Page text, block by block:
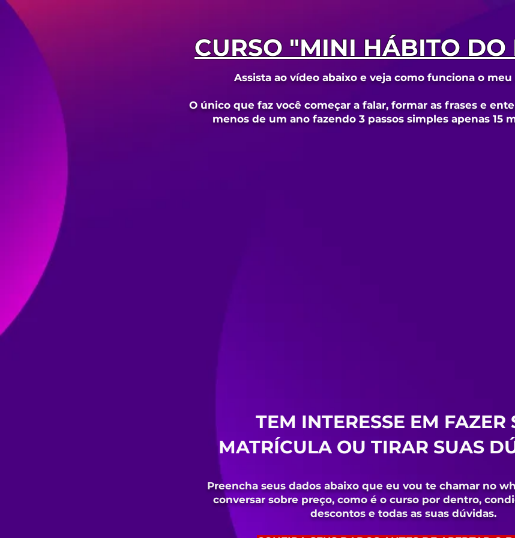
CURSO "MINI HÁBITO DO
Assista ao vídeo abaixo e veja como funciona o meu
O único que faz você começar a falar, formar as frases e
menos de um ano fazendo 3 passos simples apenas 15
TEM INTERESSE EM FAZER
MATRÍCULA OU TIRAR SUAS
Preencha seus dados abaixo que eu vou te chamar no
conversar sobre preço, como é o curso por dentro,
descontos e todas as suas dúvidas.